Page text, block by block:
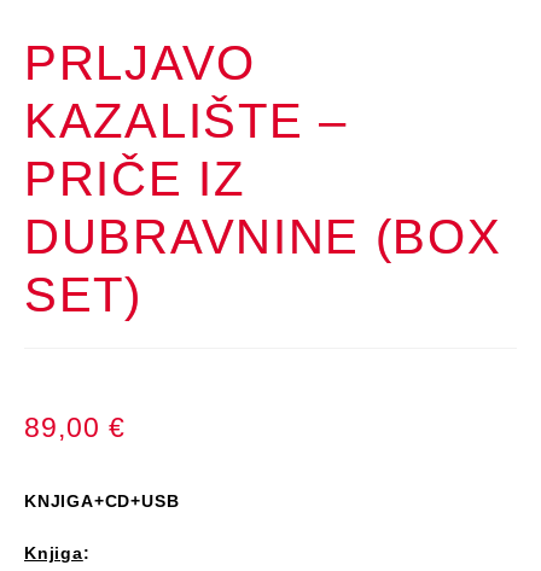
PRLJAVO
KAZALIŠTE –
PRIČE IZ
DUBRAVNINE (BOX
SET)
89,00 €
KNJIGA+CD+USB
Knjiga: